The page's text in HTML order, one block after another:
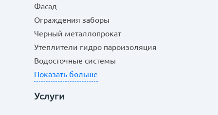
Фасад
Ограждения заборы
Черный металлопрокат
Утеплители гидро пароизоляция
Водосточные системы
Показать больше
Услуги